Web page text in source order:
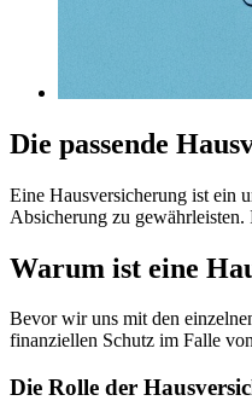
Die passende
Eine Hausversicherung ist ein
Absicherung zu
Warum ist eine
Bevor wir uns mit den
finanziellen Schutz im Falle
Die Rolle der